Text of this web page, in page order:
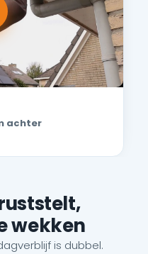
achter
wekken
is dubbel.